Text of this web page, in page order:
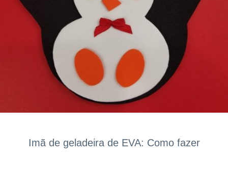
Imã de geladeira de EVA: Como fazer